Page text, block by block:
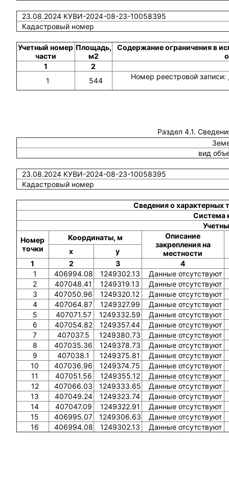
23.08.2024 КУВИ-2024-08-23-10058395
Кадастровый номер
Учетный номер
части
Площадь,
м2
Содержание ограничения в
1
2
1
544 Номер реестровой
Раздел 4.1.
вид
23.08.2024 КУВИ-2024-08-23-10058395
Кадастровый номер
Сведения о характерных
Система
Номер
точки
Координаты, м
Описание
закрепления на
местности
x
y
1
2 3
4
1
406994.08 1249302.13
Данные отсутствуют
2
407048.41 1249319.13
Данные отсутствуют
3
407050.96 1249320.12
Данные отсутствуют
4
407064.87 1249327.99
Данные отсутствуют
5
407071.57 1249332.59
Данные отсутствуют
6
407054.82 1249357.44
Данные отсутствуют
7
407037.5 1249380.73
Данные отсутствуют
8
407035.36 1249378.73
Данные отсутствуют
9
407038.1 1249375.81
Данные отсутствуют
10
407036.96 1249374.75
Данные отсутствуют
11
407051.56 1249355.12
Данные отсутствуют
12
407066.03 1249333.65
Данные отсутствуют
13
407049.24 1249323.74
Данные отсутствуют
14
407047.09 1249322.91
Данные отсутствуют
15
406995.07 1249306.63
Данные отсутствуют
16
406994.08 1249302.13 Данные отсутствуют